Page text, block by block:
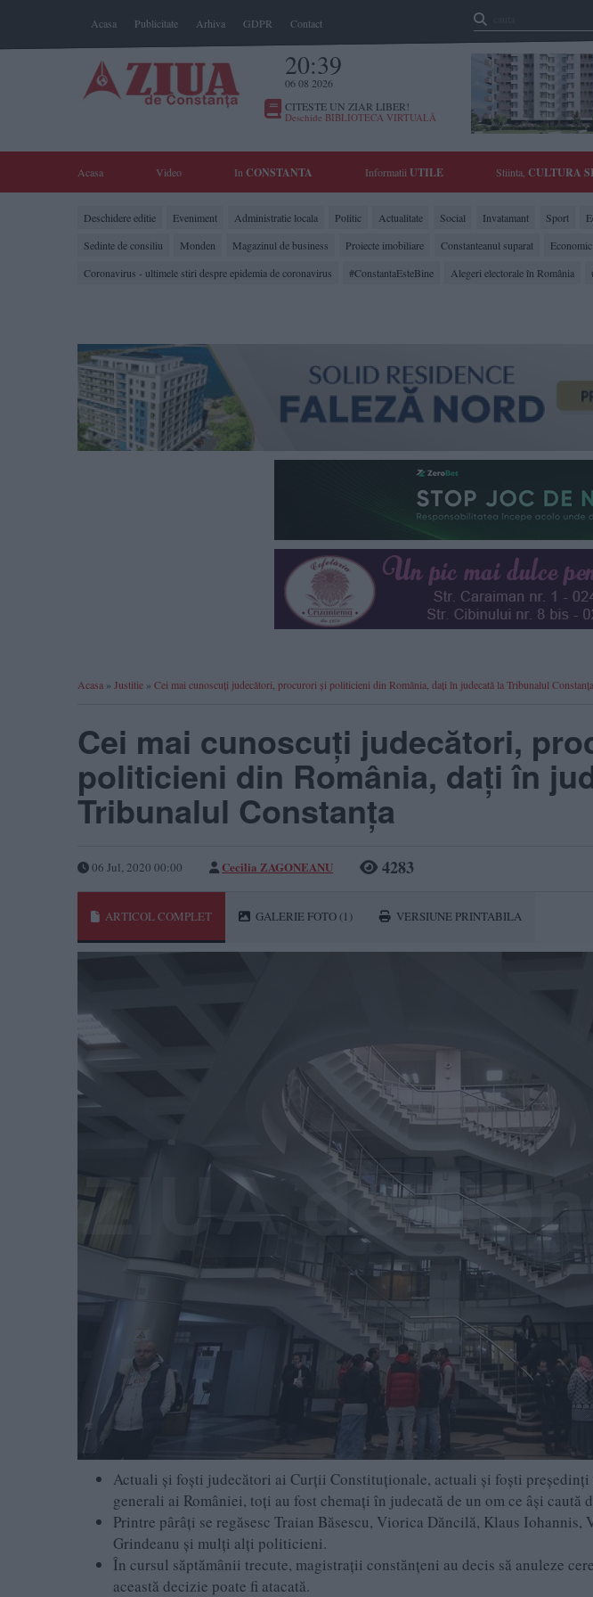
Acasa Publicitate Arhiva GDPR Contact
20:39
06 08 2026
CITESTE UN ZIAR LIBER!
Deschide BIBLIOTECA VIRTUALĂ
Acasa Video In CONSTANTA Informatii UTILE Stiinta, CULTURA
Deschidere editie Eveniment Administratie locala Politic Actualitate Social Invatamant Sport
Sedinte de consiliu
Monden Magazinul de business Proiecte imobiliare Constanteanul suparat Economic
Coronavirus - ultimele stiri despre epidemia de coronavirus
#ConstantaEsteBine Alegeri electorale în România
Acasa » Justitie » Cei mai cunoscuți judecători, procurori și politicieni din România, dați în judecată la Tribunalul Constanța
Cei mai cunoscuți judecători,
politicieni din România, dați în
Tribunalul Constanța
06 Jul, 2020 00:00 Cecilia ZAGONEANU 4283
ARTICOL COMPLET GALERIE FOTO (1) VERSIUNE PRINTABILA
Actuali și foști judecători ai Curții Constituționale, actuali și foști
generali ai României, toți au fost chemați în judecată de un om ce âși caută
Printre pârâți se regăsesc Traian Băsescu, Viorica Dăncilă, Klaus Iohannis,
Grindeanu și mulți alți politicieni.
În cursul săptămânii trecute, magistrații constănțeni au decis să anuleze
această decizie poate fi atacată.